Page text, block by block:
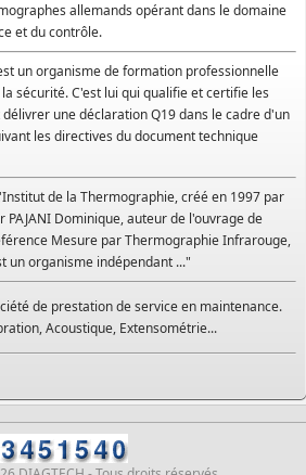
allemands opérant dans le domaine
et du contrôle.
est un organisme de formation professionnelle
sécurité. C'est lui qui qualifie et certifie les
une déclaration Q19 dans le cadre d'un
les directives du document technique
de la Thermographie, créé en 1997 par
PAJANI Dominique, auteur de l'ouvrage de
Mesure par Thermographie Infrarouge,
un organisme indépendant ..."
de prestation de service en maintenance.
Acoustique, Extensométrie...